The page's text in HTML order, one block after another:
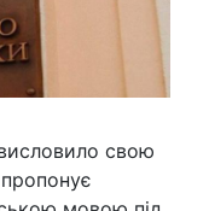
свою